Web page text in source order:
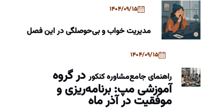
1404/09/15
مدیریت خواب و بی‌حوصلگی در این فصل
1404/09/15
راهنمای جامعمشاوره کنکوردر گروه
آموزشی مپ: برنامه‌ریزی و
موفقیت در آذر ماه